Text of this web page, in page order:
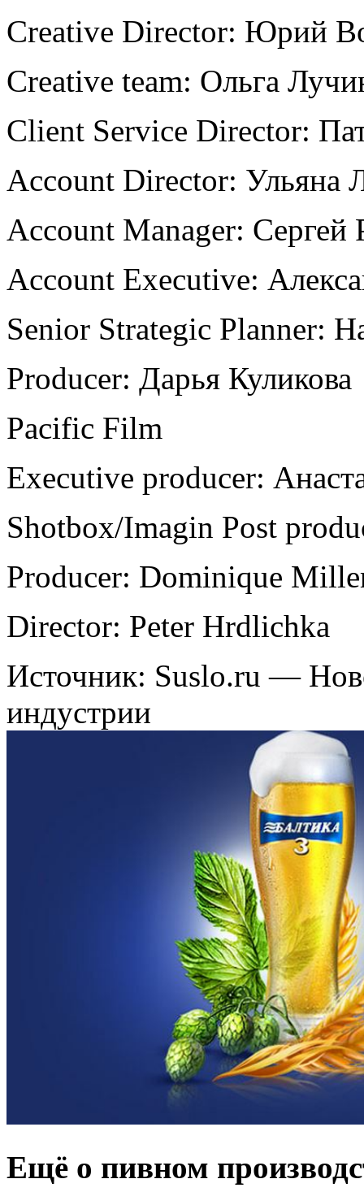
Creative Director: Юрий
Creative team: Ольга
Client Service Director:
Account Director: Ульяна
Account Manager: Сергей
Account Executive:
Senior Strategic Planner:
Producer: Дарья Куликова
Pacific Film
Executive producer:
Shotbox/Imagin Post
Producer: Dominique
Director: Peter Hrdlichka
Источник: Suslo.ru —
индустрии
Ещё о пивном